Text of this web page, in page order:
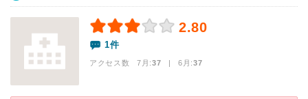
2.80
1件
アクセス数 7月:37 | 6月:37